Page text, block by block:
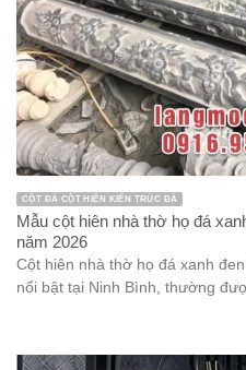
CỘT ĐÁ CỘT HIÊN KIẾN TRÚC ĐÁ
Mẫu cột hiên nhà thờ họ đá
năm 2026
Cột hiên nhà thờ họ đá xanh
nổi bật tại Ninh Bình, thường